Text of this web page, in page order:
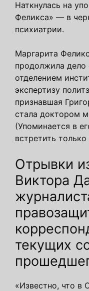
Наткнулась на
Феликса» — в
психиатрии.
Маргарита
продолжила дело
отделением
экспертизу
признавшая
стала доктором
(Упоминается в
встретить только
Отрывки
Виктора
текущих
«Известно, что в